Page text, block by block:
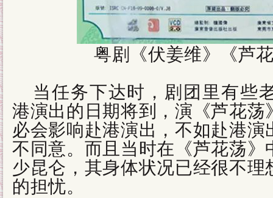
粤剧《伏姜维》《芦
当任务下达时，剧团里有些
港演出的日期将到，演《芦花
必会影响赴港演出，不如赴港
不同意。而且当时在《芦花荡
少昆仑，其身体状况已经很不
的担忧。